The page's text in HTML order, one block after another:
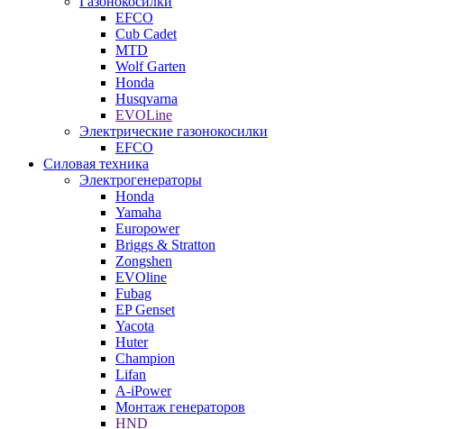
EFCO
Cub Cadet
MTD
Wolf Garten
Honda
Husqvarna
EVOLine
Электрические газонокосилки
EFCO
Силовая техника
Электрогенераторы
Honda
Yamaha
Europower
Briggs & Stratton
Zongshen
EVOline
Fubag
EP Genset
Yacota
Huter
Champion
Lifan
A-iPower
Монтаж генераторов
HND